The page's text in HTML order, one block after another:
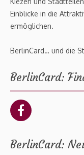
Einblicke in die
ermöglichen.
BerlinCard… und die
BerlinCard:
BerlinCard: